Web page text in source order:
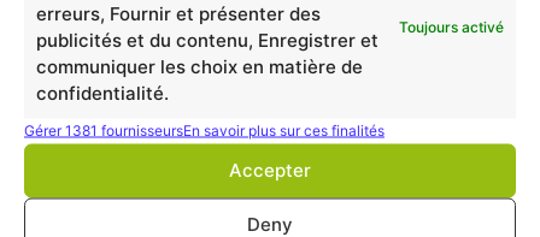
erreurs, Fournir et présenter des
publicités et du contenu, Enregistrer et
communiquer les choix en matière de
confidentialité.
Toujours activé
Gérer 1381 fournisseursEn savoir plus sur ces finalités
Accepter
Deny
Gardez votre objectif en
tête !
Enfin, n’oubliez pas de prendre en compte la raison
première qui vous a poussé à vous diriger vers la VAE
avant d’aller plus loin. Demandez vous quel est
vraiment votre objectif final, et quelle évolution vous